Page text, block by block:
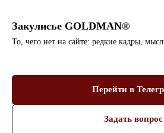
Закулисье GOLDMAN®
То, чего нет на сайте: редкие кадры,
Перейти в
Задать вопрос